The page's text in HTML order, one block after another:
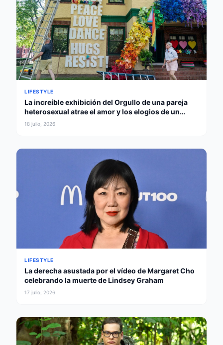
LIFESTYLE
La increíble exhibición del Orgullo de una pareja
heterosexual atrae el amor y los elogios de un
gobernador
18 julio, 2026
LIFESTYLE
La derecha asustada por el vídeo de Margaret Cho
celebrando la muerte de Lindsey Graham
17 julio, 2026